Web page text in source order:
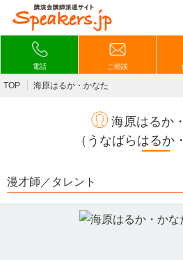
電話 ご相談
TOP 海原はるか・かなた
海原はるか
（うなばらはるか
漫才師／タレント